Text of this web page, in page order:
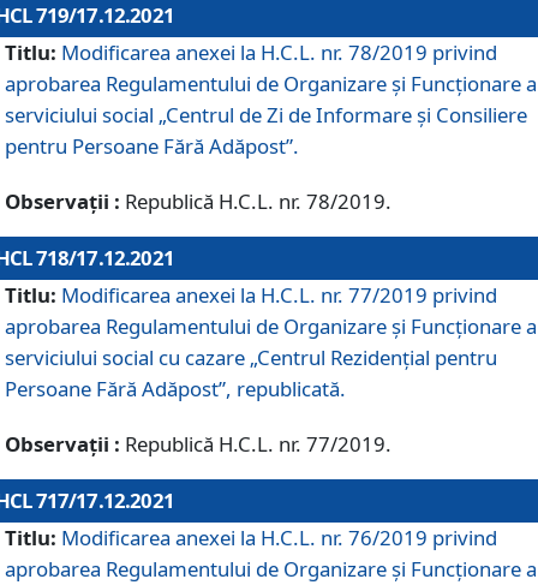
719/17.12.2021
Titlu: Modificarea anexei la H.C.L. nr. 78/2019 privind
aprobarea Regulamentului de Organizare și Funcționare
serviciului social „Centrul de Zi de Informare şi Consiliere
pentru Persoane Fără Adăpost”.
Observații : Republică H.C.L. nr. 78/2019.
718/17.12.2021
Titlu: Modificarea anexei la H.C.L. nr. 77/2019 privind
aprobarea Regulamentului de Organizare și Funcționare
serviciului social cu cazare „Centrul Rezidențial pentru
Persoane Fără Adăpost”, republicată.
Observații : Republică H.C.L. nr. 77/2019.
717/17.12.2021
Titlu: Modificarea anexei la H.C.L. nr. 76/2019 privind
aprobarea Regulamentului de Organizare şi Funcționare